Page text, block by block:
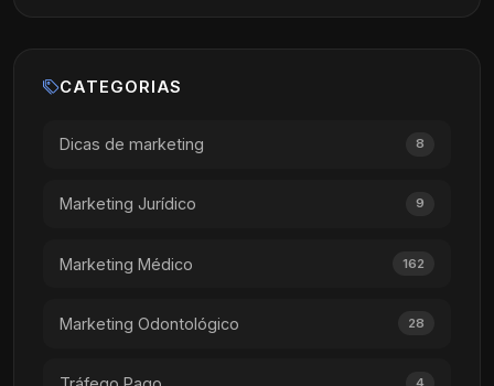
CATEGORIAS
Dicas de marketing 8
Marketing Jurídico 9
Marketing Médico 162
Marketing Odontológico 28
4